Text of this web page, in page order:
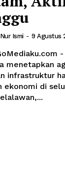
Nur Ismi - 9 Agustus
menetapkan
infrastruktur
ekonomi di